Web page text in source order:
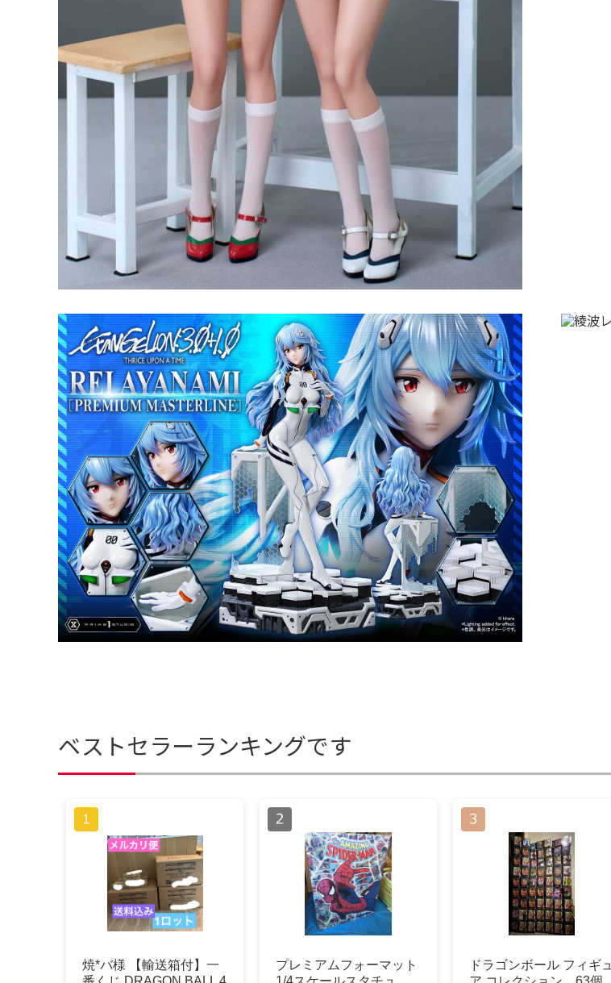
ベストセラーランキングです
焼*バ様 【輸送箱付】一
プレミアムフォーマット
ドラゴンボール フィギュ